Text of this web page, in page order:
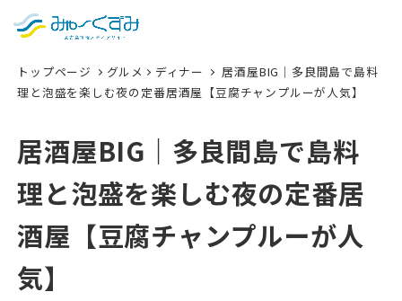
English
한국어
検索
トップページ グルメ ディナー
居酒屋BIG｜多良間島で島料
理と泡盛を楽しむ夜の定番居酒屋【豆腐チャンプルーが人気】
居酒屋BIG｜多良間島で島料
理と泡盛を楽しむ夜の定番居
酒屋【豆腐チャンプルーが人
気】